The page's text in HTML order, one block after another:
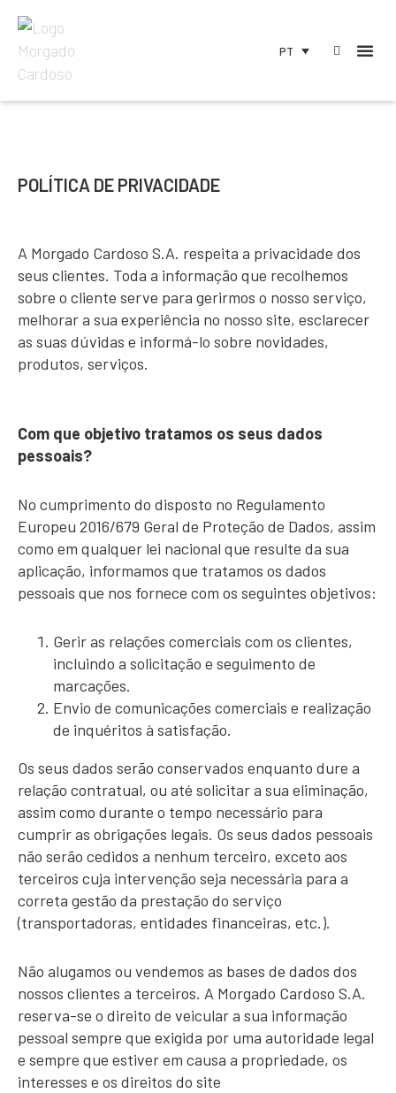
PT
POLÍTICA DE PRIVACIDADE
A Morgado Cardoso S.A. respeita a privacidade dos
seus clientes. Toda a informação que recolhemos
sobre o cliente serve para gerirmos o nosso serviço,
melhorar a sua experiência no nosso site, esclarecer
as suas dúvidas e informá-lo sobre novidades,
produtos, serviços.
Com que objetivo tratamos os seus dados
pessoais?
No cumprimento do disposto no Regulamento
Europeu 2016/679 Geral de Proteção de Dados, assim
como em qualquer lei nacional que resulte da sua
aplicação, informamos que tratamos os dados
pessoais que nos fornece com os seguintes objetivos:
Gerir as relações comerciais com os clientes,
incluindo a solicitação e seguimento de
marcações.
Envio de comunicações comerciais e realização
de inquéritos à satisfação.
Os seus dados serão conservados enquanto dure a
relação contratual, ou até solicitar a sua eliminação,
assim como durante o tempo necessário para
cumprir as obrigações legais. Os seus dados pessoais
não serão cedidos a nenhum terceiro, exceto aos
terceiros cuja intervenção seja necessária para a
correta gestão da prestação do serviço
(transportadoras, entidades financeiras, etc.).
Não alugamos ou vendemos as bases de dados dos
nossos clientes a terceiros. A Morgado Cardoso S.A.
reserva-se o direito de veicular a sua informação
pessoal sempre que exigida por uma autoridade legal
e sempre que estiver em causa a propriedade, os
interesses e os direitos do site